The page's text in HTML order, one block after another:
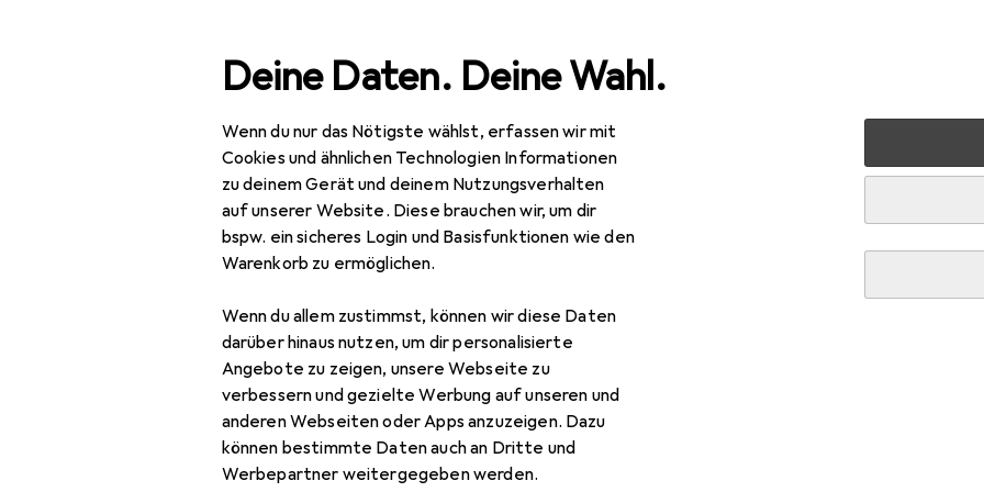
Deine Daten. Deine Wahl.
Wenn du nur das Nötigste wählst, erfassen wir mit
Cookies und ähnlichen Technologien Informationen
zu deinem Gerät und deinem Nutzungsverhalten
auf unserer Website. Diese brauchen wir, um dir
bspw. ein sicheres Login und Basisfunktionen wie den
Warenkorb zu ermöglichen.
Wenn du allem zustimmst, können wir diese Daten
darüber hinaus nutzen, um dir personalisierte
Angebote zu zeigen, unsere Webseite zu
verbessern und gezielte Werbung auf unseren und
anderen Webseiten oder Apps anzuzeigen. Dazu
können bestimmte Daten auch an Dritte und
Werbepartner weitergegeben werden.
Navigation nach Kategorien Gesamtsortiment Büro + Schreibwaren
EUR
8,–
Zubehör für Rotfuchs Bobo & Hasi sind
Hier findest du passendes Zubehör zum Produkt Rotfuchs Bobo & Hasi sind heute krank